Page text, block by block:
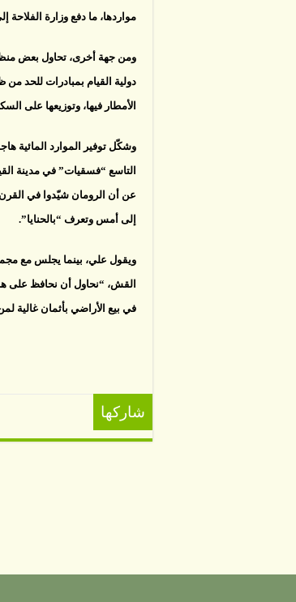
مواردها، ما دفع وزارة
ومن جهة أخرى، تحاول بعض
دولية القيام بمبادرات للحد
الأمطار فيها، وتوزيعها على
وشكّل توفير الموارد المائية
التاسع “فسقيات” في مدينة
عن أن الرومان شيّدوا في
إلى أمس وتعرف “بالحنايا”.
ويقول علي، بينما يجلس مع
القش، “نحاول أن نحافظ على
في بيع الأراضي بأثمان غالية
شاركها